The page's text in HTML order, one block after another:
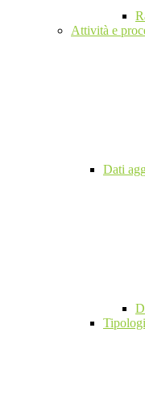
Attività e
Dati